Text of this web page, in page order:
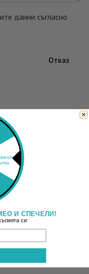
данни съгласно
Отказ
И СПЕЧЕЛИ!
си: